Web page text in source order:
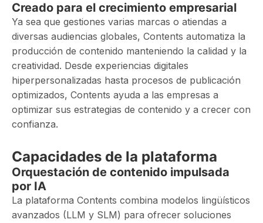
Creado para el crecimiento empresarial
Ya sea que gestiones varias marcas o atiendas a
diversas audiencias globales, Contents automatiza la
producción de contenido manteniendo la calidad y la
creatividad. Desde experiencias digitales
hiperpersonalizadas hasta procesos de publicación
optimizados, Contents ayuda a las empresas a
optimizar sus estrategias de contenido y a crecer con
confianza.
Capacidades de la plataforma
Orquestación de contenido impulsada
por IA
La plataforma Contents combina modelos lingüísticos
avanzados (LLM y SLM) para ofrecer soluciones